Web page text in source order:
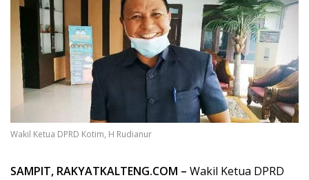
Wakil Ketua DPRD Kotim, H Rudianur
SAMPIT, RAKYATKALTENG.COM – Wakil Ketua DPRD